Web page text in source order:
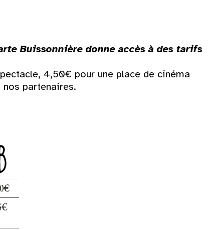
Buissonnière donne accès à des tarifs
4,50€ pour une place de cinéma
partenaires.